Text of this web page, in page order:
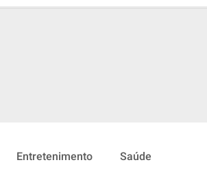
Entretenimento Saúde